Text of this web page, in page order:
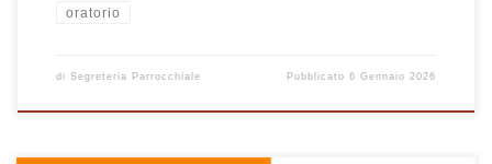
oratorio
di Segreteria Parrocchiale Pubblicato6 Gennaio 2026